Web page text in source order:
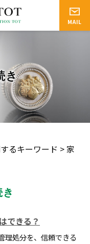
き
るキーワード >家
できる？
理処分を、信頼できる